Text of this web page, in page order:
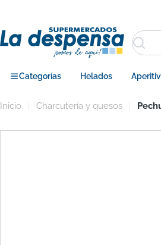
contenido
Buscar
Categorías Helados
Inicio Charcutería y quesos